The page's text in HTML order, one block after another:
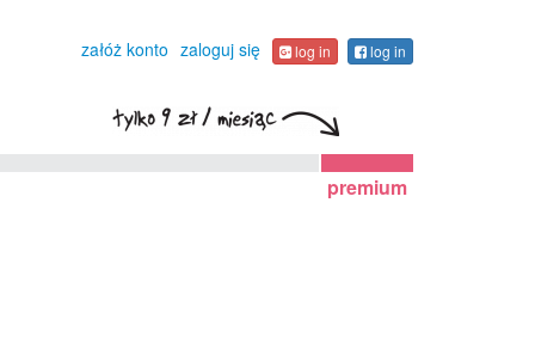
załóż konto zaloguj się log in log in
premium